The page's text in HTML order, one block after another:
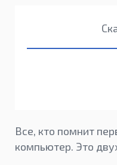
Все, кто помнит
компьютер. Это